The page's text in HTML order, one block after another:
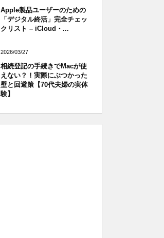
Apple製品ユーザーのための
「デジタル終活」完全チェッ
クリスト – iCloud・...
2026/03/27
相続登記の手続きでMacが使
えない？！実際にぶつかった
壁と回避策【70代夫婦の実体
験】